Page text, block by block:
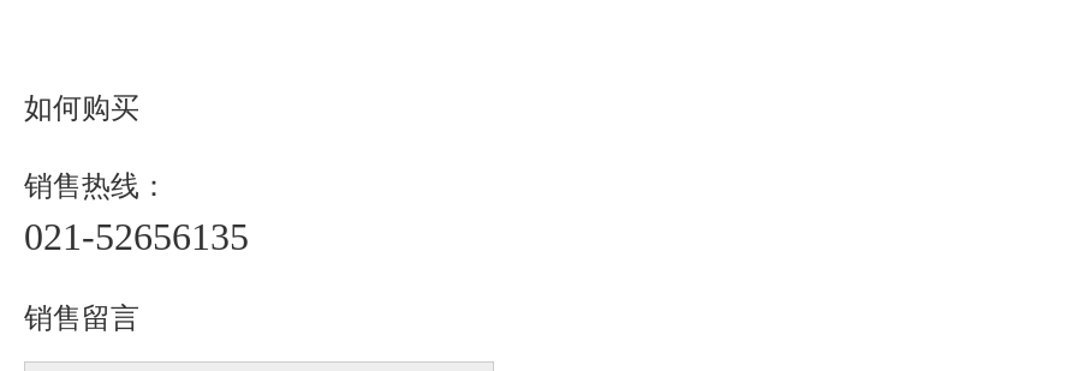
如何购买
销售热线：
021-52656135
销售留言